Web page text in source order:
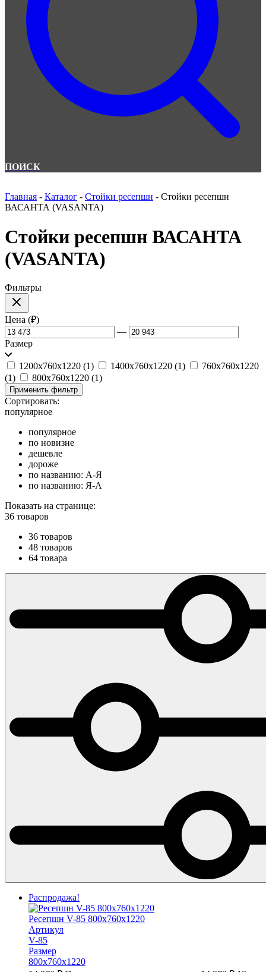
ПОИСК
Главная - Каталог - Стойки ресепшн - Стойки ресепшн
ВАСАНТА (VASANTA)
Стойки ресепшн ВАСАНТА
(VASANTA)
Фильтры
Цена (₽)
—
Размер
1200х760х1220 (1) 1400х760х1220 (1)
760х760х1220
(1)
800х760х1220 (1)
Применить фильтр
Сортировать:
популярное
популярное
по новизне
дешевле
дороже
по названию: А-Я
по названию: Я-А
Показать на странице:
36 товаров
36 товаров
48 товаров
64 товара
Распродажа!
Ресепшн V-85 800х760х1220
Артикул
V-85
Размер
800х760х1220